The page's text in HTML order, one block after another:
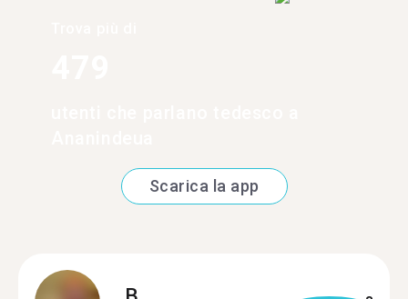
Scarica la app